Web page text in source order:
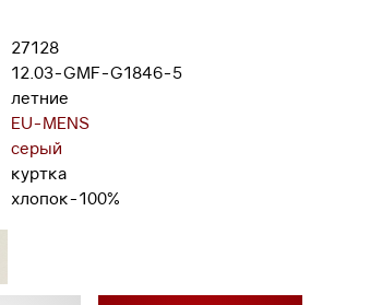
27128
12.03-GMF-G1846-5
летние
EU-MENS
серый
куртка
хлопок-100%